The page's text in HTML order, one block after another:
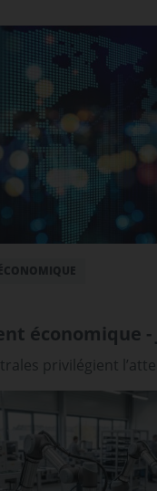
économique -
privilégient